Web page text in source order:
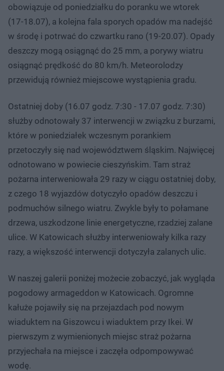
obowiązuje od poniedziałku do poranku we wtorek
(17-18.07), a kolejna fala sporych opadów ma nadejść
w środę i potrwać do czwartku rano (19-20.07). Opady
deszczy mogą osiągnąć do 25 mm, a porywy wiatru
osiągnąć prędkość do 80 km/h. Meteorolodzy
przewidują również miejscowe wystąpienia gradu.
Ostatniej doby (16.07 godz. 7:30 - 17.07 godz. 7:30)
służby odnotowały 37 interwencji w związku z burzami,
które w poniedziałek wczesnym porankiem
przetoczyły się nad województwem śląskim. Najwięcej
odnotowano w powiecie cieszyńskim. Tam straż
pożarna interweniowała 29 razy w ciągu ostatniej doby,
z czego 18 wyjazdów dotyczyło opadów deszczu i
podmuchów silnego wiatru. Zwykle były to połamane
drzewa, uszkodzone linie energetyczne, rzadziej zalane
ulice. W Katowicach służby interweniowały kilka razy
razy, a większość interwencji dotyczyła zalanych ulic.
W naszej galerii poniżej możecie zobaczyć, jak wygląda
pogodowy armageddon w Katowicach. Ogromne
kałuże pojawiły się na przejazdach pod nowym
wiaduktem na Giszowcu i wiaduktem przy Ikei. W
pierwszym z wymienionych miejsc straż pożarna
przyjechała na miejsce i zaczęła odpompowywać
wodę.